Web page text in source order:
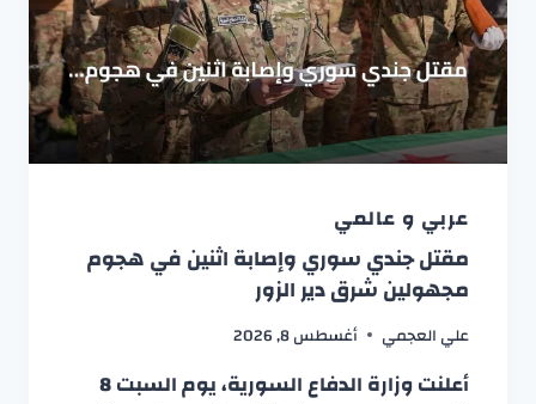
عربي و عالمي
مقتل جندي سوري وإصابة اثنين في هجوم
مجهولين شرق دير الزور
علي العجمي أغسطس 8, 2026
أعلنت وزارة الدفاع السورية، يوم السبت 8